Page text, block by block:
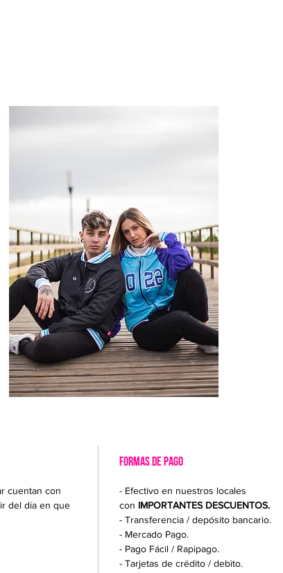
cuentan con
del día en que
FORMAS DE PAGO
- Efectivo en nuestros locales
con IMPORTANTES DESCUENTOS.
- Transferencia / depósito bancario.
- Mercado Pago.
- Pago Fácil / Rapipago.
- Tarjetas de crédito / debito.